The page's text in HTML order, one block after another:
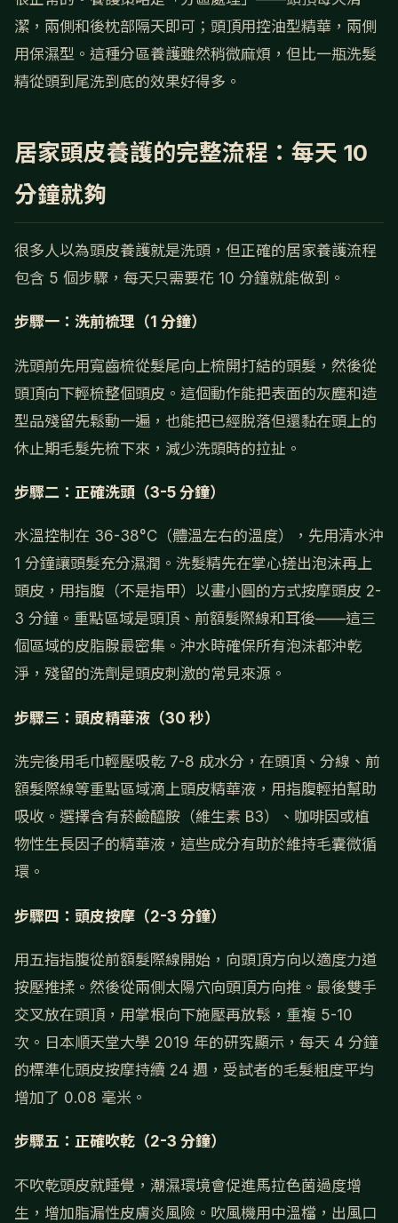
潔，兩側和後枕部隔天即可；頭頂用控油型精華，兩側
用保濕型。這種分區養護雖然稍微麻煩，但比一瓶洗髮
精從頭到尾洗到底的效果好得多。
居家頭皮養護的完整流程：每天 10
分鐘就夠
很多人以為頭皮養護就是洗頭，但正確的居家養護流程
包含 5 個步驟，每天只需要花 10 分鐘就能做到。
步驟一：洗前梳理（1 分鐘）
洗頭前先用寬齒梳從髮尾向上梳開打結的頭髮，然後從
頭頂向下輕梳整個頭皮。這個動作能把表面的灰塵和造
型品殘留先鬆動一遍，也能把已經脫落但還黏在頭上的
休止期毛髮先梳下來，減少洗頭時的拉扯。
步驟二：正確洗頭（3-5 分鐘）
水溫控制在 36-38°C（體溫左右的溫度），先用清水沖
1 分鐘讓頭髮充分濕潤。洗髮精先在掌心搓出泡沫再上
頭皮，用指腹（不是指甲）以畫小圓的方式按摩頭皮 2-
3 分鐘。重點區域是頭頂、前額髮際線和耳後——這三
個區域的皮脂腺最密集。沖水時確保所有泡沫都沖乾
淨，殘留的洗劑是頭皮刺激的常見來源。
步驟三：頭皮精華液（30 秒）
洗完後用毛巾輕壓吸乾 7-8 成水分，在頭頂、分線、前
額髮際線等重點區域滴上頭皮精華液，用指腹輕拍幫助
吸收。選擇含有菸鹼醯胺（維生素 B3）、咖啡因或植
物性生長因子的精華液，這些成分有助於維持毛囊微循
環。
步驟四：頭皮按摩（2-3 分鐘）
用五指指腹從前額髮際線開始，向頭頂方向以適度力道
按壓推揉。然後從兩側太陽穴向頭頂方向推。最後雙手
交叉放在頭頂，用掌根向下施壓再放鬆，重複 5-10
次。日本順天堂大學 2019 年的研究顯示，每天 4 分鐘
的標準化頭皮按摩持續 24 週，受試者的毛髮粗度平均
增加了 0.08 毫米。
步驟五：正確吹乾（2-3 分鐘）
不吹乾頭皮就睡覺，潮濕環境會促進馬拉色菌過度增
生，增加脂漏性皮膚炎風險。吹風機用中溫檔，出風口